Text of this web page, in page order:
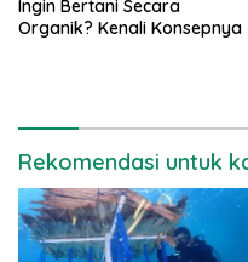
Ingin Bertani Secara
Organik? Kenali Konsepnya
Rekomendasi untuk